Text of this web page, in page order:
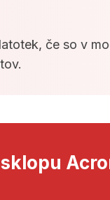
če so v